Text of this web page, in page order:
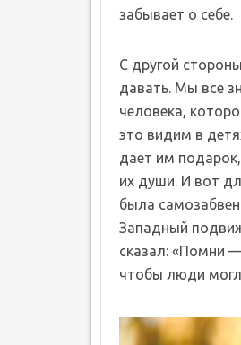
забывает о себе.
С другой
давать. Мы все
человека,
это видим в
дает им
их души. И вот
была
Западный
сказал: «Помни
чтобы люди